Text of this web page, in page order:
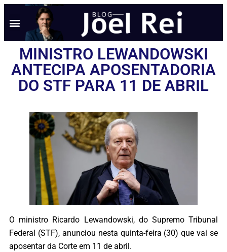
MINISTRO LEWANDOWSKI
ANTECIPA APOSENTADORIA
DO STF PARA 11 DE ABRIL
O ministro Ricardo Lewandowski, do Supremo Tribunal
Federal (STF), anunciou nesta quinta-feira (30) que vai se
aposentar da Corte em 11 de abril.